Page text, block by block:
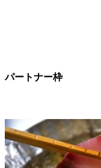
パートナー枠